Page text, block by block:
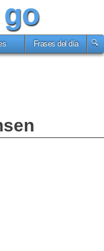
go
Frases del día